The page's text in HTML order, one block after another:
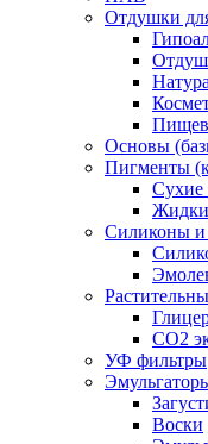
Отдушки
Основы
Пигменты
Сухие
Силиконы
СО2
УФ фильтры
Воски